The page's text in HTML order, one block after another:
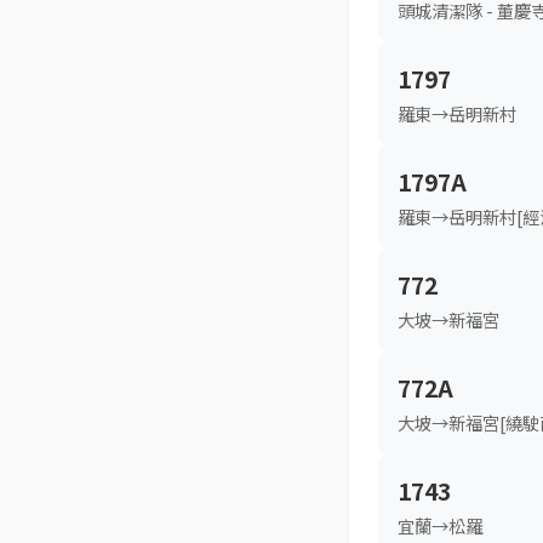
頭城清潔隊 - 董慶
1797
羅東→岳明新村
1797A
羅東→岳明新村[經
772
大坡→新福宮
772A
大坡→新福宮[繞駛
1743
宜蘭→松羅